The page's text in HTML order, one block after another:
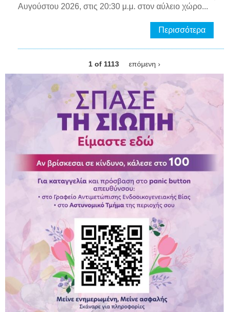
Αυγούστου 2026, στις 20:30 μ.μ. στον αύλειο χώρο...
Περισσότερα
1 of 1113 επόμενη ›